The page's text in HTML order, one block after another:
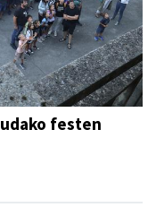
festen